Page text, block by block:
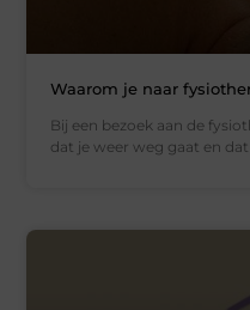
Waarom je naar
Bij een bezoek aan de
dat je weer weg gaat en